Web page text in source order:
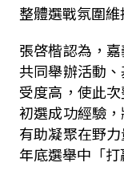
整體選戰氛圍維
張啓楷認為，
共同舉辦活動
受度高，使此
初選成功經驗
有助凝聚在野
年底選舉中「